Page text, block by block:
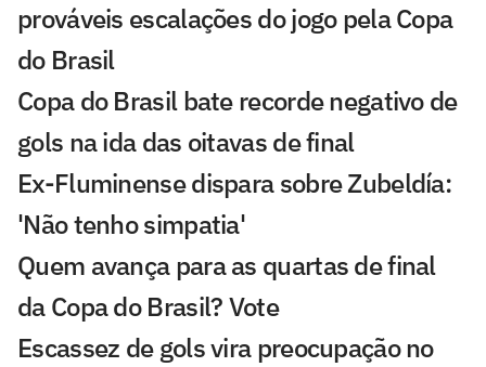
prováveis escalações do jogo pela Copa
do Brasil
Copa do Brasil bate recorde negativo de
gols na ida das oitavas de final
Ex-Fluminense dispara sobre Zubeldía:
'Não tenho simpatia'
Quem avança para as quartas de final
da Copa do Brasil? Vote
Escassez de gols vira preocupação no